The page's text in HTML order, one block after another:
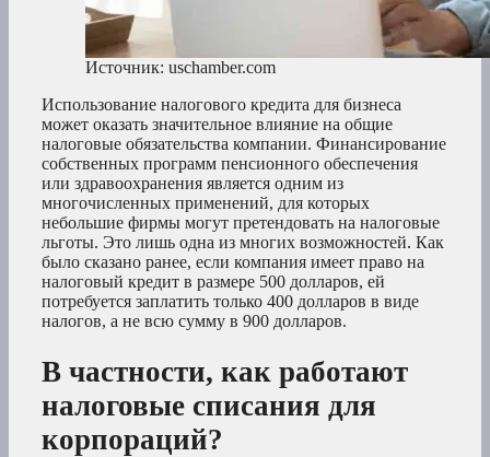
Источник: uschamber.com
Использование налогового кредита для бизнеса
может оказать значительное влияние на общие
налоговые обязательства компании. Финансирование
собственных программ пенсионного обеспечения
или здравоохранения является одним из
многочисленных применений, для которых
небольшие фирмы могут претендовать на налоговые
льготы. Это лишь одна из многих возможностей. Как
было сказано ранее, если компания имеет право на
налоговый кредит в размере 500 долларов, ей
потребуется заплатить только 400 долларов в виде
налогов, а не всю сумму в 900 долларов.
В частности, как работают
налоговые списания для
корпораций?